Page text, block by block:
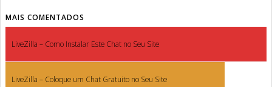
MAIS COMENTADOS
LiveZilla – Como Instalar Este Chat no Seu Site
LiveZilla – Coloque um Chat Gratuito no Seu Site